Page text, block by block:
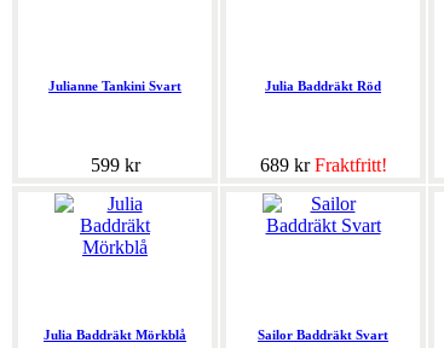
Julianne Tankini Svart
599 kr
Julia Baddräkt Röd
689 krFraktfritt!
Julia Baddräkt Mörkblå Sailor Baddräkt Svart